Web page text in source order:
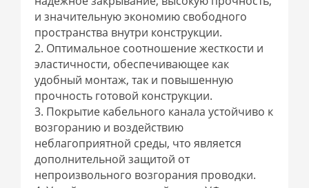
и значительную экономию свободного
пространства внутри конструкции.
2. Оптимальное соотношение жесткости и
эластичности, обеспечивающее как
удобный монтаж, так и повышенную
прочность готовой конструкции.
3. Покрытие кабельного канала устойчиво к
возгоранию и воздействию
неблагоприятной среды, что является
дополнительной защитой от
непроизвольного возгорания проводки.